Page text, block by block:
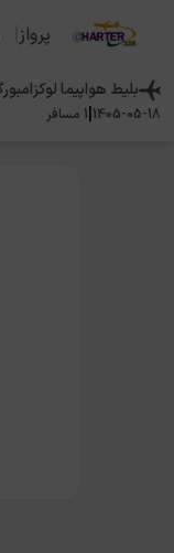
پرواز
بلیط هواپیما
1405-05-18
|
1 مسافر